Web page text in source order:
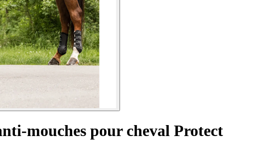
mouches pour cheval Protect